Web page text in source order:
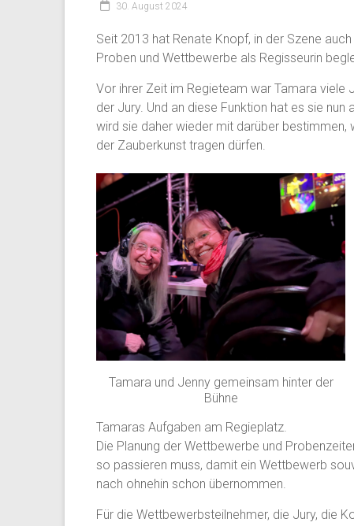
30. August 2024
Seit 2013 hat Renate Knopf, in der Szene
Proben und Wettbewerbe als Regisseurin
Vor ihrer Zeit im Regieteam war Tamara
der Jury. Und an diese Funktion hat es sie
wird sie daher wieder mit darüber bestimmen,
der Zauberkunst tragen dürfen.
Tamara und Jenny gemeinsam hinter der
Bühne
Tamaras Aufgaben am Regieplatz.
Die Planung der Wettbewerbe und
so passieren muss, damit ein Wettbewerb
nach ohnehin schon übernommen.
Für die Wettbewerbsteilnehmer, die Jury, die